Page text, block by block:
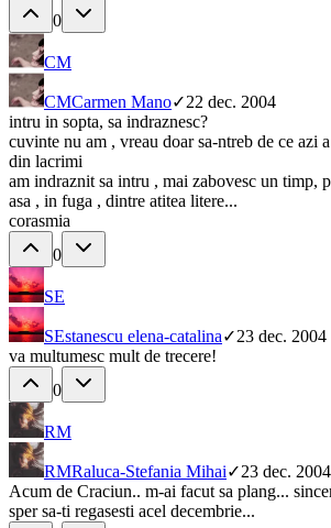
0
CM
CMCarmen Mano✓22 dec. 2004
intru in sopta, sa indraznesc?
cuvinte nu am , vreau doar sa-ntreb de ce azi
din lacrimi
am indraznit sa intru , mai zabovesc un timp,
asa , in fuga , dintre atitea litere...
corasmia
0
SE
SEstanescu elena-catalina✓23 dec. 2004
va multumesc mult de trecere!
0
RM
RMRaluca-Stefania Mihai✓23 dec. 2004
Acum de Craciun.. m-ai facut sa plang...
sper sa-ti regasesti acel decembrie...